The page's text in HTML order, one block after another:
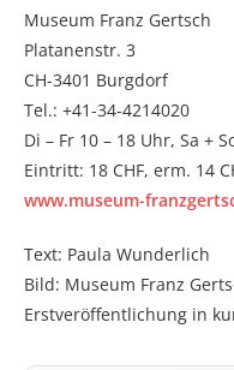
Museum Franz Gertsch
Platanenstr. 3
CH-3401 Burgdorf
Tel.: +41-34-4214020
Di – Fr 10 – 18 Uhr, Sa +
Eintritt: 18 CHF, erm. 14
www.museum-
Text: Paula Wunderlich
Bild: Museum Franz
Erstveröffentlichung in